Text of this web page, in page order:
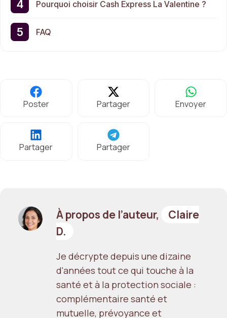
Pourquoi choisir Cash Express La Valentine ?
FAQ
Poster Partager Envoyer
Partager Partager
À propos de l’auteur,
Claire
D.
Je décrypte depuis une dizaine
d'années tout ce qui touche à la
santé et à la protection sociale :
complémentaire santé et
mutuelle, prévoyance et